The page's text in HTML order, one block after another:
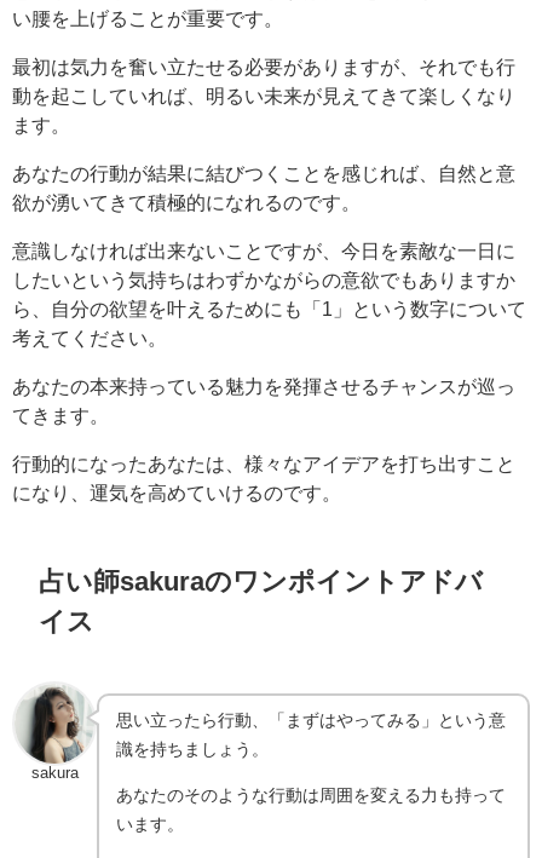
い腰を上げることが重要です。
最初は気力を奮い立たせる必要がありますが、それでも行
動を起こしていれば、明るい未来が見えてきて楽しくなり
ます。
あなたの行動が結果に結びつくことを感じれば、自然と意
欲が湧いてきて積極的になれるのです。
意識しなければ出来ないことですが、今日を素敵な一日に
したいという気持ちはわずかながらの意欲でもありますか
ら、自分の欲望を叶えるためにも「1」という数字について
考えてください。
あなたの本来持っている魅力を発揮させるチャンスが巡っ
てきます。
行動的になったあなたは、様々なアイデアを打ち出すこと
になり、運気を高めていけるのです。
占い師sakuraのワンポイントアドバ
イス
sakura
思い立ったら行動、「まずはやってみる」という意
識を持ちましょう。
あなたのそのような行動は周囲を変える力も持って
います。